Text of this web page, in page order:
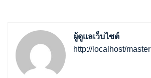
ผู้ดูแลเว็บไซต์
http://localhost/master